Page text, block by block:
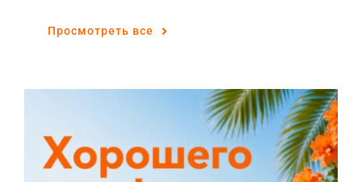
Просмотреть все